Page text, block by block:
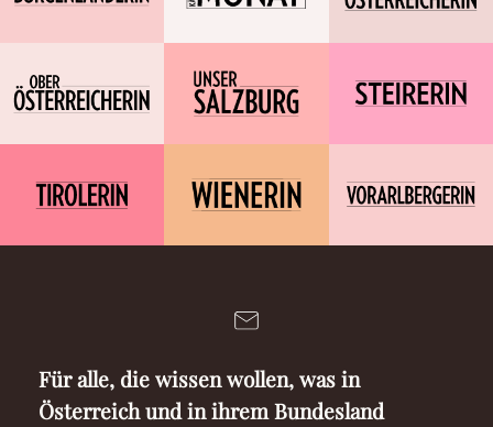
Für alle, die wissen wollen, was in
Österreich und in ihrem Bundesland